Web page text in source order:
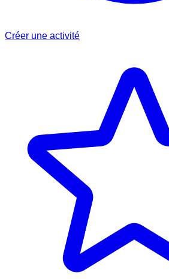
Créer une activité